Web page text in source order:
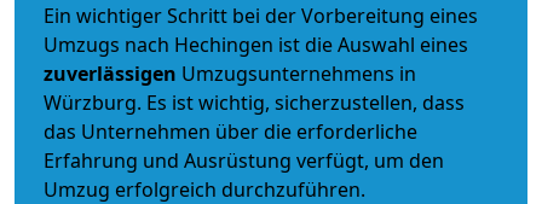
Ein wichtiger Schritt bei der Vorbereitung eines
Umzugs nach Hechingen ist die Auswahl eines
zuverlässigen Umzugsunternehmens in
Würzburg. Es ist wichtig, sicherzustellen, dass
das Unternehmen über die erforderliche
Erfahrung und Ausrüstung verfügt, um den
Umzug erfolgreich durchzuführen.